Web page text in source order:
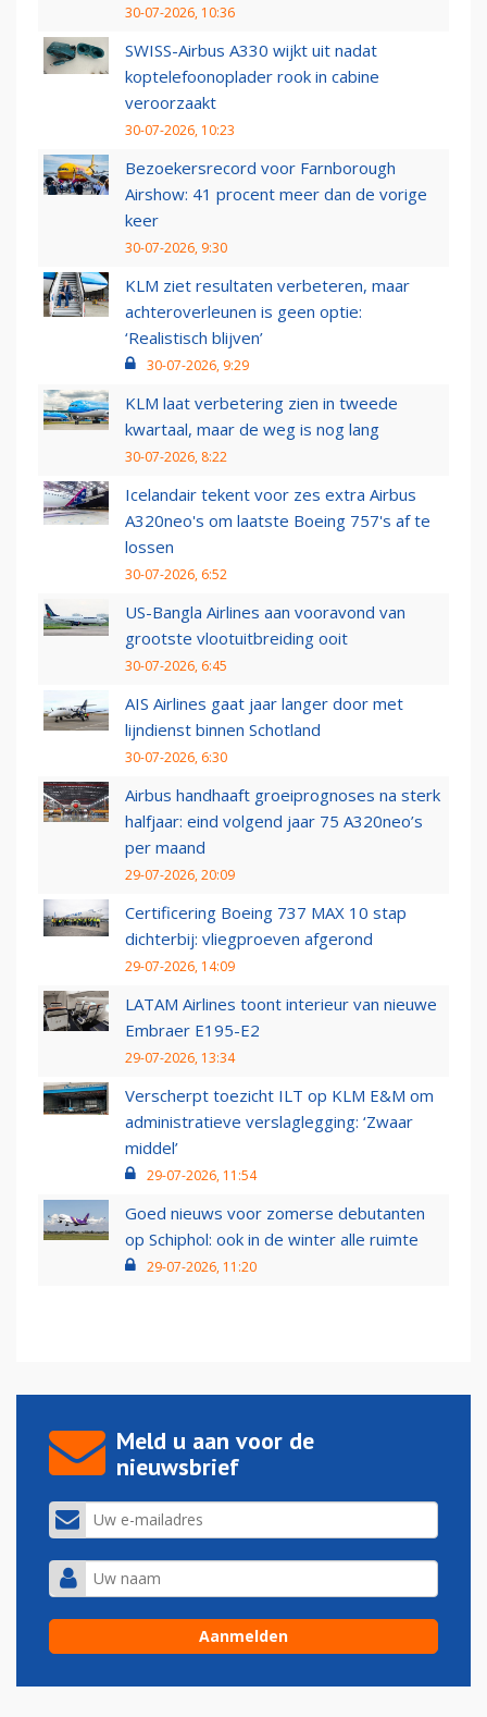
30-07-2026, 10:36
SWISS-Airbus A330 wijkt uit nadat
koptelefoonoplader rook in cabine
veroorzaakt
30-07-2026, 10:23
Bezoekersrecord voor Farnborough
Airshow: 41 procent meer dan de vorige
keer
30-07-2026, 9:30
KLM ziet resultaten verbeteren, maar
achteroverleunen is geen optie:
‘Realistisch blijven’
30-07-2026, 9:29
KLM laat verbetering zien in tweede
kwartaal, maar de weg is nog lang
30-07-2026, 8:22
Icelandair tekent voor zes extra Airbus
A320neo's om laatste Boeing 757's af te
lossen
30-07-2026, 6:52
US-Bangla Airlines aan vooravond van
grootste vlootuitbreiding ooit
30-07-2026, 6:45
AIS Airlines gaat jaar langer door met
lijndienst binnen Schotland
30-07-2026, 6:30
Airbus handhaaft groeiprognoses na sterk
halfjaar: eind volgend jaar 75 A320neo’s
per maand
29-07-2026, 20:09
Certificering Boeing 737 MAX 10 stap
dichterbij: vliegproeven afgerond
29-07-2026, 14:09
LATAM Airlines toont interieur van nieuwe
Embraer E195-E2
29-07-2026, 13:34
Verscherpt toezicht ILT op KLM E&M om
administratieve verslaglegging: ‘Zwaar
middel’
29-07-2026, 11:54
Goed nieuws voor zomerse debutanten
op Schiphol: ook in de winter alle ruimte
29-07-2026, 11:20
Meld u aan voor de
nieuwsbrief